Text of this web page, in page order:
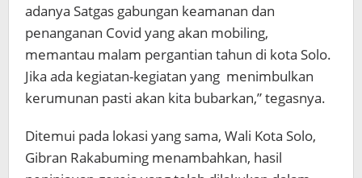
adanya Satgas gabungan keamanan dan
penanganan Covid yang akan mobiling,
memantau malam pergantian tahun di kota Solo.
Jika ada kegiatan-kegiatan yang menimbulkan
kerumunan pasti akan kita bubarkan,” tegasnya.
Ditemui pada lokasi yang sama, Wali Kota Solo,
Gibran Rakabuming menambahkan, hasil